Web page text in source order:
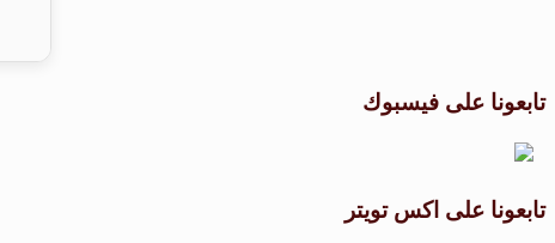
تابعونا على فيسبوك
تابعونا على اكس تويتر